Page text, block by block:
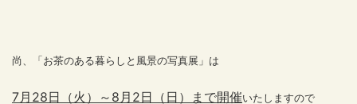
尚、「お茶のある暮らしと風景の写真展」は
7月28日（火）～8月2日（日）まで開催いたしますので